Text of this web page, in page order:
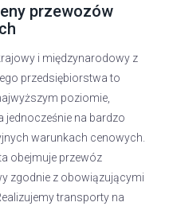
przewozów
i międzynarodowy z
przedsiębiorstwa to
poziomie,
jednocześnie na bardzo
warunkach cenowych.
obejmuje przewóz
zgodnie z obowiązującymi
transporty na